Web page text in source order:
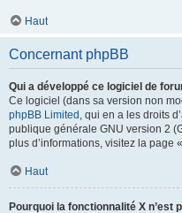
Haut
Concernant phpBB
Qui a développé ce logiciel de
Ce logiciel (dans sa version non
phpBB Limited , qui en a les droits
publique générale GNU version 2
plus d’informations, visitez la page «
Haut
Pourquoi la fonctionnalité X n’est